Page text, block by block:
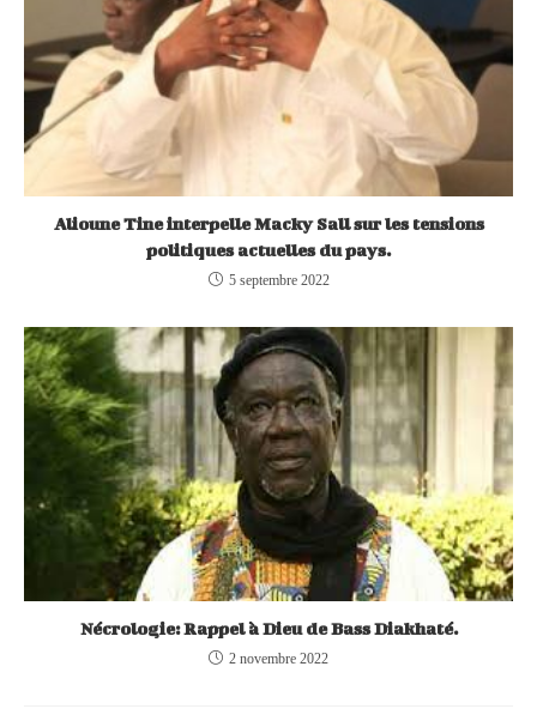
Alioune Tine interpelle Macky Sall sur les tensions
politiques actuelles du pays.
5 septembre 2022
Nécrologie: Rappel à Dieu de Bass Diakhaté.
2 novembre 2022